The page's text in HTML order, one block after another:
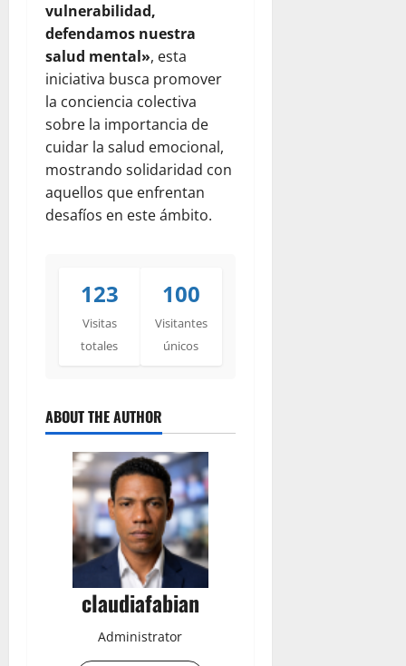
vulnerabilidad,
defendamos nuestra
salud mental», esta
iniciativa busca promover
la conciencia colectiva
sobre la importancia de
cuidar la salud emocional,
mostrando solidaridad con
aquellos que enfrentan
desafíos en este ámbito.
123
Visitas
totales
100
Visitantes
únicos
ABOUT THE AUTHOR
claudiafabian
Administrator